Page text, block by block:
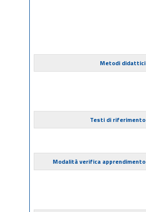
Metodi didattici
Testi di riferimento
Modalità verifica apprendimento